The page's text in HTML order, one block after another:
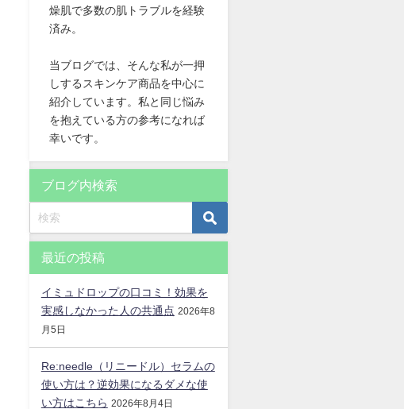
燥肌で多数の肌トラブルを経験
済み。
当ブログでは、そんな私が一押
しするスキンケア商品を中心に
紹介しています。私と同じ悩み
を抱えている方の参考になれば
幸いです。
ブログ内検索
最近の投稿
イミュドロップの口コミ！効果を
実感しなかった人の共通点 2026年8
月5日
Re:needle（リニードル）セラムの
使い方は？逆効果になるダメな使
い方はこちら 2026年8月4日